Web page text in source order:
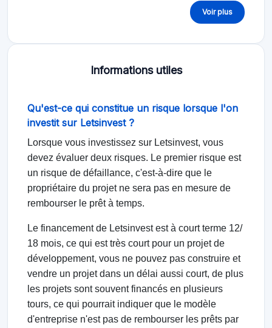
Voir plus
Informations utiles
Qu'est-ce qui constitue un risque lorsque l'on
investit sur Letsinvest ?
Lorsque vous investissez sur Letsinvest, vous
devez évaluer deux risques. Le premier risque est
un risque de défaillance, c'est-à-dire que le
propriétaire du projet ne sera pas en mesure de
rembourser le prêt à temps.
Le financement de Letsinvest est à court terme 12/
18 mois, ce qui est très court pour un projet de
développement, vous ne pouvez pas construire et
vendre un projet dans un délai aussi court, de plus
les projets sont souvent financés en plusieurs
tours, ce qui pourrait indiquer que le modèle
d'entreprise n'est pas de rembourser les prêts par